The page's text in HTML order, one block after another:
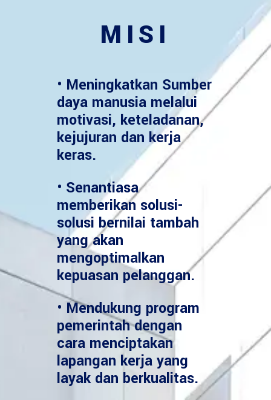
MISI
• Meningkatkan Sumber
daya manusia melalui
motivasi, keteladanan,
kejujuran dan kerja
keras.
• Senantiasa
memberikan solusi-
solusi bernilai tambah
yang akan
mengoptimalkan
kepuasan pelanggan.
• Mendukung program
pemerintah dengan
cara menciptakan
lapangan kerja yang
layak dan berkualitas.